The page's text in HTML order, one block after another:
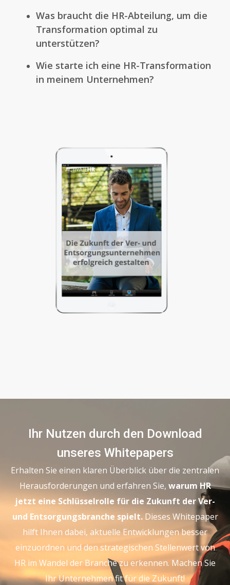
Was braucht die HR-Abteilung, um die
Transformation optimal zu
unterstützen?
Wie starte ich eine HR-Transformation
in meinem Unternehmen?
Ihr Nutzen durch den Download
unseres Whitepapers
Erhalten Sie einen klaren Überblick über die zentralen
Herausforderungen und erfahren Sie, warum HR
jetzt eine Schlüsselrolle für die Zukunft der Ver-
und Entsorgungsbranche spielt.Dieses Whitepaper
hilft Ihnen dabei, aktuelle Entwicklungen besser
einzuordnen und den strategischen Stellenwert von
HR im Wandel der Branche zu erkennen. Machen Sie
Ihr Unternehmen fit für die Zukunft!